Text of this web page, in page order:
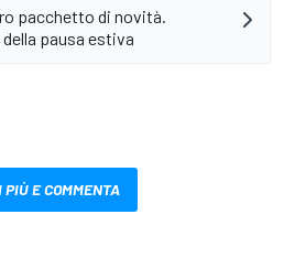
pacchetto di novità.
pausa estiva
PIÙ E COMMENTA